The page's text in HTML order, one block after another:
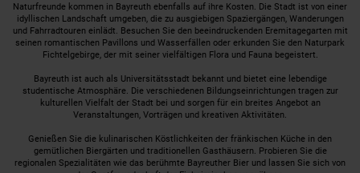
Naturfreunde kommen in Bayreuth ebenfalls auf ihre Kosten. Die Stadt ist von einer
idyllischen Landschaft umgeben, die zu ausgiebigen Spaziergängen, Wanderungen
und Fahrradtouren einlädt. Besuchen Sie den beeindruckenden Eremitagegarten mit
seinen romantischen Pavillons und Wasserfällen oder erkunden Sie den Naturpark
Fichtelgebirge, der mit seiner vielfältigen Flora und Fauna begeistert.
Bayreuth ist auch als Universitätsstadt bekannt und bietet eine lebendige
studentische Atmosphäre. Die verschiedenen Bildungseinrichtungen tragen zur
kulturellen Vielfalt der Stadt bei und sorgen für ein breites Angebot an
Veranstaltungen, Vorträgen und kreativen Aktivitäten.
Genießen Sie die kulinarischen Köstlichkeiten der fränkischen Küche in den
gemütlichen Biergärten und traditionellen Gasthäusern. Probieren Sie die
regionalen Spezialitäten wie das berühmte Bayreuther Bier und lassen Sie sich von